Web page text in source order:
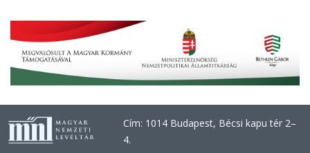
Cím: 1014 Budapest, Bécsi kapu tér 2–
4.